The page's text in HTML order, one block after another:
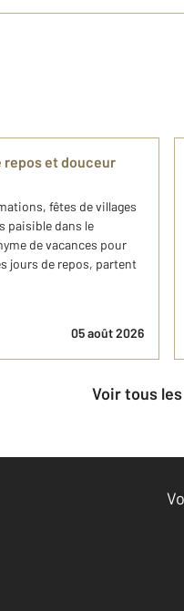
repos et douceur
fêtes de villages
paisible dans le
de vacances pour
jours de repos, partent
05 août 2026
Voir tous